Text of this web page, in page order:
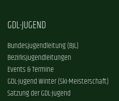
GDL-JUGEND
Bundesjugendleitung (BJL)
Bezirksjugendleitungen
Events & Termine
GDL-Jugend Winter (Ski-Meisterschaft)
Satzung der GDL-Jugend